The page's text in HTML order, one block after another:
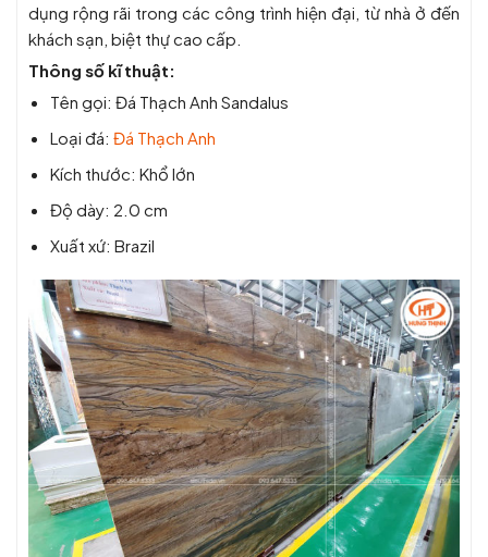
dụng rộng rãi trong các công trình hiện đại, từ nhà ở đến
khách sạn, biệt thự cao cấp.
Thông số kĩ thuật:
Tên gọi: Đá Thạch Anh Sandalus
Loại đá: Đá Thạch Anh
Kích thước: Khổ lớn
Độ dày: 2.0 cm
Xuất xứ: Brazil